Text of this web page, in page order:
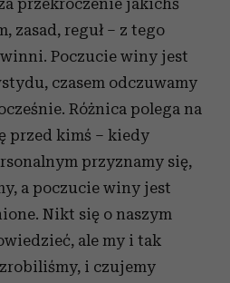
przekroczenie jakichś
zasad, reguł – z tego
Poczucie winy jest
czasem odczuwamy
Różnica polega na
przed kimś – kiedy
przyznamy się,
a poczucie winy jest
Nikt się o naszym
ale my i tak
i czujemy